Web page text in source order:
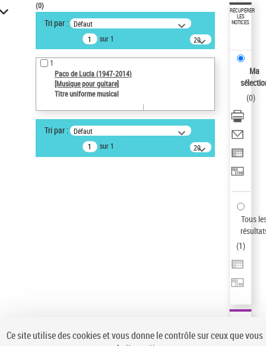
VOTRE RECHERCHE
Recherche avancée dans les
notices d’autorité
Œuvres liées à l'auteur :
Paco de Lucía (1947-2014)
Type de notice d'autorité
Auteur d’œuvre
Paco de Lucía (1947-2014)
Sauvegarder votre recherche
(0)
Tri par : Défaut
sur 1
20
résultats/page
1
Paco de Lucía (1947-2014)
[Musique pour guitare]
Titre uniforme musical
Tri par : Défaut
sur 1
20
résultats/page
RÉCUPÉRER
LES
NOTICES
Ma
(0)
Tous
(1)
Ce site utilise des cookies et vous donne le contrôle sur ceux que vous